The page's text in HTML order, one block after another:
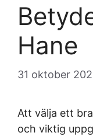
Hane
31 oktober
Att välja ett
och viktig